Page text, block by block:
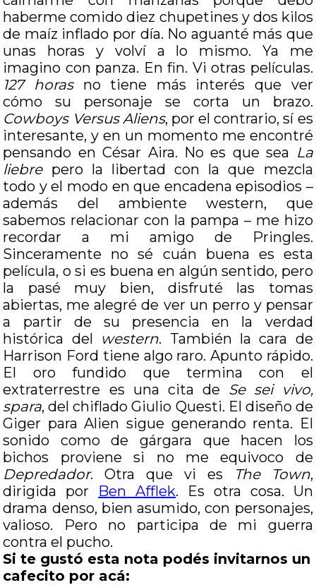
haberme comido diez chupetines y dos kilos
de maíz inflado por día. No aguanté más que
unas horas y volví a lo mismo. Ya me
imagino con panza. En fin. Vi otras películas.
127 horasno tiene más interés que ver
cómo su personaje se corta un brazo.
Cowboys Versus Aliens, por el contrario, sí es
interesante, y en un momento me encontré
pensando en César Aira. No es que sea La
liebrepero la libertad con la que mezcla
todo y el modo en que encadena episodios –
además del ambiente western, que
sabemos relacionar con la pampa – me hizo
recordar a mi amigo de Pringles.
Sinceramente no sé cuán buena es esta
película, o si es buena en algún sentido, pero
la pasé muy bien, disfruté las tomas
abiertas, me alegré de ver un perro y pensar
a partir de su presencia en la verdad
histórica del western. También la cara de
Harrison Ford tiene algo raro. Apunto rápido.
El oro fundido que termina con el
extraterrestre es una cita de Se sei vivo,
spara, del chiflado Giulio Questi. El diseño de
Giger para Alien sigue generando renta. El
sonido como de gárgara que hacen los
bichos proviene si no me equivoco de
Depredador. Otra que vi es The Town,
dirigida por Ben Afflek. Es otra cosa. Un
drama denso, bien asumido, con personajes,
valioso. Pero no participa de mi guerra
contra el pucho.
Si te gustó esta nota podés invitarnos un
cafecito por acá: